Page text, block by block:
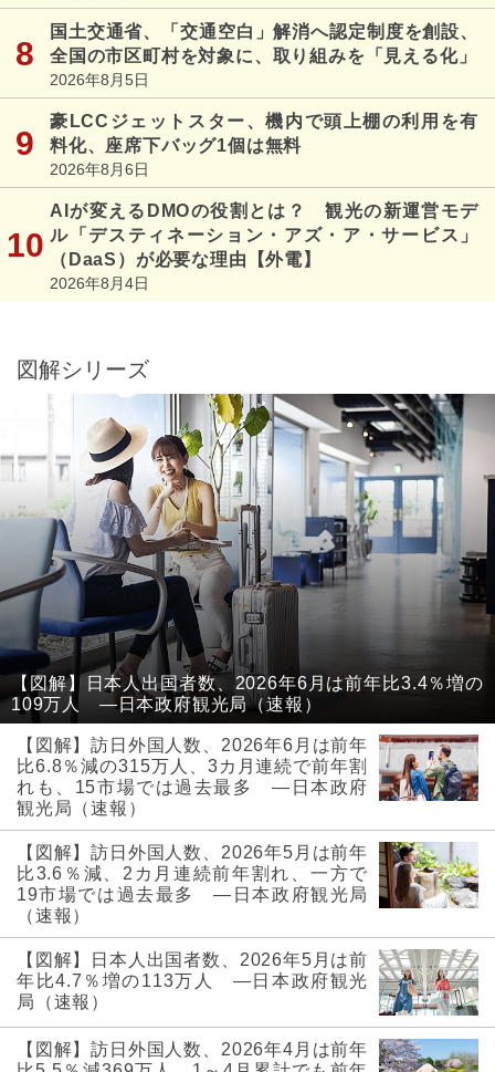
国土交通省、「交通空白」解消へ認定制度を創設、
全国の市区町村を対象に、取り組みを「見える化」
2026年8月5日
豪LCCジェットスター、機内で頭上棚の利用を有
料化、座席下バッグ1個は無料
2026年8月6日
AIが変えるDMOの役割とは？ 観光の新運営モデ
ル「デスティネーション・アズ・ア・サービス」
（DaaS）が必要な理由【外電】
2026年8月4日
図解シリーズ
【図解】日本人出国者数、2026年6月は前年比3.4％増の
109万人 ―日本政府観光局（速報）
【図解】訪日外国人数、2026年6月は前年
比6.8％減の315万人、3カ月連続で前年割
れも、15市場では過去最多 ―日本政府
観光局（速報）
【図解】訪日外国人数、2026年5月は前年
比3.6％減、2カ月連続前年割れ、一方で
19市場では過去最多 ―日本政府観光局
（速報）
【図解】日本人出国者数、2026年5月は前
年比4.7％増の113万人 ―日本政府観光
局（速報）
【図解】訪日外国人数、2026年4月は前年